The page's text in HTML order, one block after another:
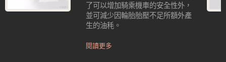
了可以增加騎乘機車的安全性外，
並可減少因輪胎胎壓不足所額外產
生的油秏。
閱讀更多